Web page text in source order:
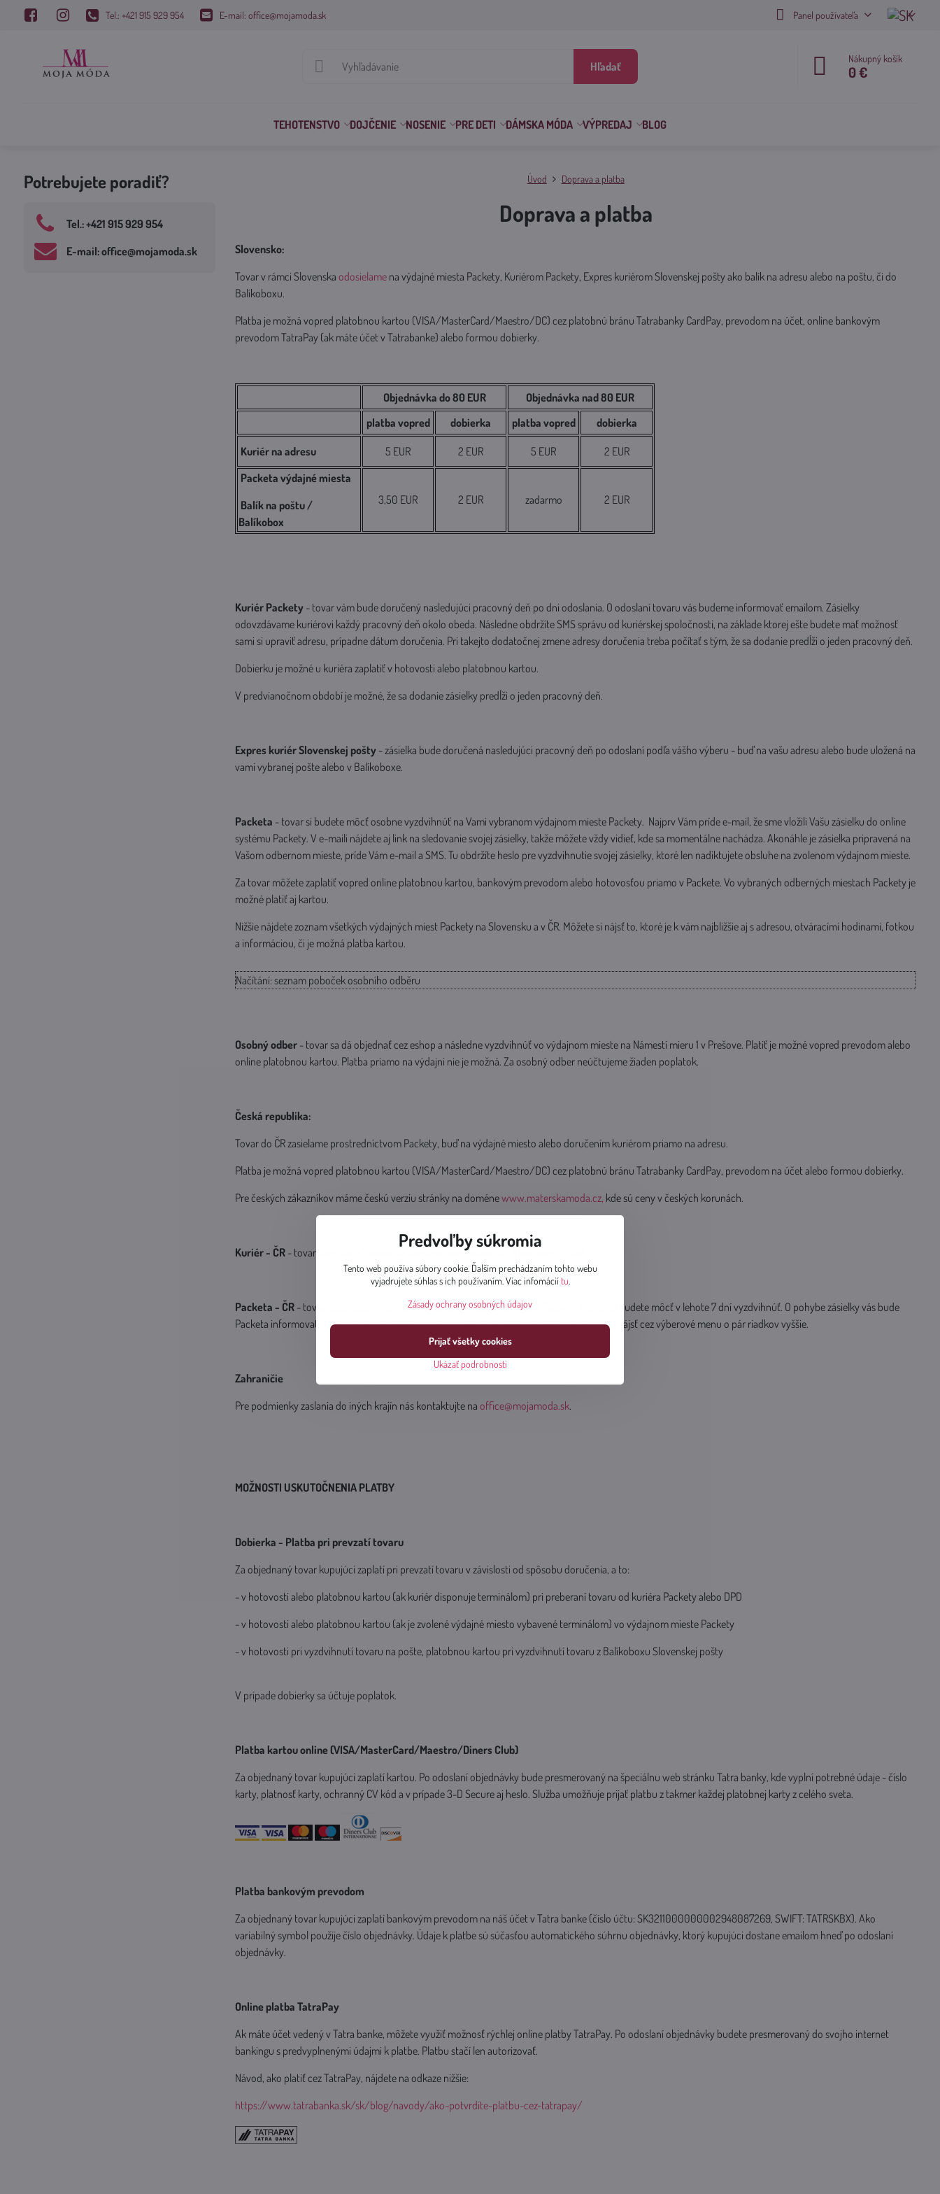
Tel.: +421 915 929 954 E-mail: office@mojamoda.sk Panel používateľa
Hľadať
Nákupný košík
0 €
TEHOTENSTVO DOJČENIE NOSENIE PRE DETI DÁMSKA MÓDA VÝPREDAJ BLOG
Úvod Doprava a platba
Doprava a platba
Slovensko:
Tovar v rámci Slovenskaodosielame na výdajné miesta Packety, Kuriérom Packety, Expres kuriérom Slovenskej pošty ako balík na adresu alebo na poštu, či do
Balíkoboxu.
Platba je možná vopred platobnou kartou (VISA/MasterCard/Maestro/DC) cez platobnú bránu Tatrabanky CardPay, prevodom na účet, online bankovým
prevodom TatraPay (ak máte účet v Tatrabanke) alebo formou dobierky.
Objednávka do 80 EUR
Objednávka nad 80 EUR
platba vopred
dobierka platba vopred dobierka
Kuriér na adresu 5 EUR 2 EUR 5 EUR
2 EUR
Packetavýdajné miesta
Balík na poštu /
Balíkobox
3,50 EUR 2 EUR zadarmo 2 EUR
Kuriér Packety - tovar vám bude doručený nasledujúci pracovný deň po dni odoslania. O odoslaní tovaru vás budeme informovať emailom. Zásielky
odovzdávame kuriérovi každý pracovný deň okolo obeda. Následne obdržíte SMS správu od kuriérskej spoločnosti, na základe ktorej ešte budete mať možnosť
sami si upraviť adresu, prípadne dátum doručenia. Pri takejto dodatočnej zmene adresy doručenia treba počítať s tým, že sa dodanie predĺži o jeden pracovný deň.
Dobierku je možné u kuriéra zaplatiť v hotovosti alebo platobnou kartou.
V predvianočnom období je možné, že sa dodanie zásielky predĺži o jeden pracovný deň.
Expres kuriér Slovenskej pošty - zásielka bude doručená nasledujúci pracovný deň po odoslaní podľa vášho výberu - buď na vašu adresu alebo bude uložená na
vami vybranej pošte alebo v Balíkoboxe.
Packeta - tovar si budete môcť osobne vyzdvihnúť na Vami vybranom výdajnom mieste Packety. Najprv Vám príde e-mail, že sme vložili Vašu zásielku do online
systému Packety. V e-maili nájdete aj link na sledovanie svojej zásielky, takže môžete vždy vidieť, kde sa momentálne nachádza. Akonáhle je zásielka pripravená na
Vašom odbernom mieste, príde Vám e-mail a SMS. Tu obdržíte heslo pre vyzdvihnutie svojej zásielky, ktoré len nadiktujete obsluhe na zvolenom výdajnom mieste.
Za tovar môžete zaplatiť vopred online platobnou kartou, bankovým prevodom alebo hotovosťou priamo v Packete. Vo vybraných odberných miestach Packety je
možné platiť aj kartou.
Nižšie nájdete zoznam všetkých výdajných miest Packety na Slovensku a v ČR. Môžete si nájsť to, ktoré je k vám najbližšie aj s adresou, otváracími hodinami, fotkou
a informáciou, či je možná platba kartou.
Načítání: seznam poboček osobního odběru
Osobný odber - tovar sa dá objednať cez eshop a následne vyzdvihnúť vo výdajnom mieste na Námestí mieru 1 v Prešove. Platiť je možné vopred prevodom alebo
online platobnou kartou. Platba priamo na výdajni nie je možná. Za osobný odber neúčtujeme žiaden poplatok.
Česká republika:
Tovar do ČR zasielame prostredníctvom Packety, buď na výdajné miesto alebo doručením kuriérom priamo na adresu.
Platba je možná vopred platobnou kartou (VISA/MasterCard/Maestro/DC) cez platobnú bránu Tatrabanky CardPay, prevodom na účet alebo formou dobierky.
Pre českých zákazníkov máme českú verziu stránky na doménewww.materskamoda.cz, kde sú ceny v českých korunách.
Kuriér - ČR - tovar Vám doručí kuriér na Vami zvolenej adrese do 3 pracovných dní.
Packeta - ČR - tovar bude zaslaný do Vami zvoleného výdajného miesta Packety, kde si ho budete môcť v lehote 7 dní vyzdvihnúť. O pohybe zásielky vás bude
Packeta informovať emailom a smskou. Výdajné miesto, ktoré je k Vám najbližšie, si môžete nájsť cez výberové menu o pár riadkov vyššie.
Zahraničie
Pre podmienky zaslania do iných krajín nás kontaktujte naoffice@mojamoda.sk.
MOŽNOSTI USKUTOČNENIA PLATBY
Dobierka - Platba pri prevzatí tovaru
Za objednaný tovar kupujúci zaplatí pri prevzatí tovaru v závislosti od spôsobu doručenia, a to:
- v hotovosti alebo platobnou kartou (ak kuriér disponuje terminálom) pri preberaní tovaru od kuriéra Packety alebo DPD
- v hotovosti alebo platobnou kartou (ak je zvolené výdajné miesto vybavené terminálom) vo výdajnom mieste Packety
- v hotovosti pri vyzdvihnutí tovaru na pošte, platobnou kartou pri vyzdvihnutí tovaru z Balíkoboxu Slovenskej pošty
V prípade dobierky sa účtuje poplatok.
Platba kartou online (VISA/MasterCard/Maestro/Diners Club)
Za objednaný tovar kupujúci zaplatí kartou. Po odoslaní objednávky bude presmerovaný na špeciálnu web stránku Tatra banky, kde vyplní potrebné údaje - číslo
karty, platnosť karty, ochranný CV kód a v prípade 3-D Secure aj heslo. Služba umožňuje prijať platbu z takmer každej platobnej karty z celého sveta.
Platba bankovým prevodom
Za objednaný tovar kupujúci zaplatí bankovým prevodom na náš účet v Tatra banke (číslo účtu: SK3211000000002948087269, SWIFT: TATRSKBX). Ako
variabilný symbol použije číslo objednávky. Údaje k platbe sú súčasťou automatického súhrnu objednávky, ktorý kupujúci dostane emailom hneď po odoslaní
objednávky.
Online platba TatraPay
Ak máte účet vedený v Tatra banke, môžete využiť možnosť rýchlej online platby TatraPay. Po odoslaní objednávky budete presmerovaný do svojho internet
bankingu s predvyplnenými údajmi k platbe. Platbu stačí len autorizovať.
Návod, ako platiť cez TatraPay, nájdete na odkaze nižšie:
https://www.tatrabanka.sk/sk/blog/navody/ako-potvrdite-platbu-cez-tatrapay/
Potrebujete poradiť?
Tel​.: +421 915 929 954
E-mail: office​@mojamoda​.sk
Predvoľby súkromia
Tento web používa súbory cookie. Ďalším prechádzaním tohto webu
vyjadrujete súhlas s ich používaním. Viac infomáciítu.
Zásady ochrany osobných údajov
Ukázať podrobnosti
Prijať všetky cookies